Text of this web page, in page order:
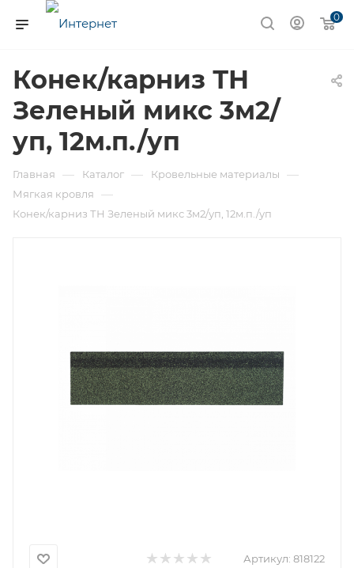
0
Конек/карниз ТН
Зеленый микс 3м2/
уп, 12м.п./уп
Главная — Каталог — Кровельные материалы —
Мягкая кровля —
Конек/карниз ТН Зеленый микс 3м2/уп, 12м.п./уп
Артикул: 818122